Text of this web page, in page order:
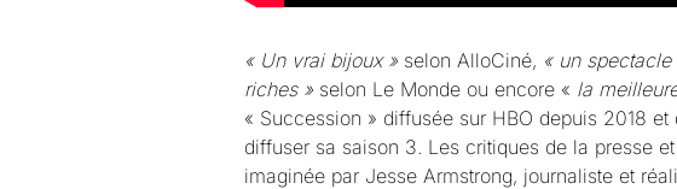
« Un vrai bijoux » selon AlloCiné, « un
riches » selon Le Monde ou encore « la
« Succession » diffusée sur HBO depuis 2018
diffuser sa saison 3. Les critiques de la presse
imaginée par Jesse Armstrong, journaliste et